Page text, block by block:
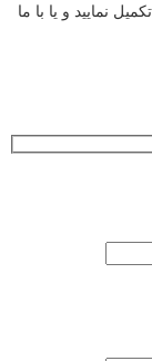
نمایید و یا با ما